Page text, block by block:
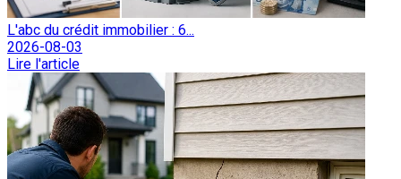
L'abc du crédit immobilier : 6...
2026-08-03
Lire l'article